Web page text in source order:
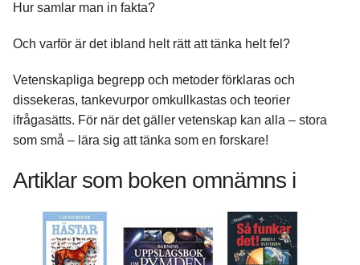
Hur samlar man in fakta?
Och varför är det ibland helt rätt att tänka helt fel?
Vetenskapliga begrepp och metoder förklaras och
dissekeras, tankevurpor omkullkastas och teorier
ifrågasätts. För när det gäller vetenskap kan alla – stora
som små – lära sig att tänka som en forskare!
Artiklar som boken omnämns i